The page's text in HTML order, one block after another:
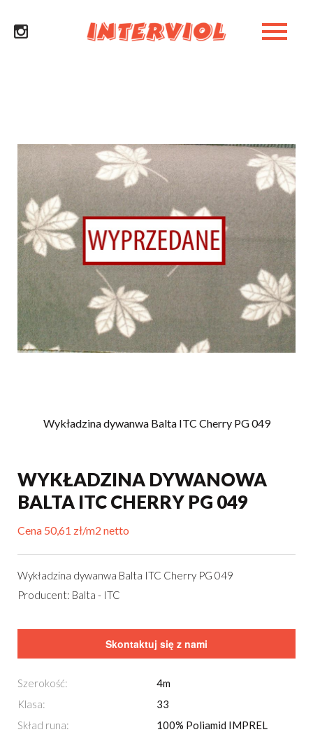
Wykładzina dywanwa Balta ITC Cherry PG 049
WYKŁADZINA DYWANOWA
BALTA ITC CHERRY PG 049
Cena 50,61 zł/m2 netto
Wykładzina dywanwa Balta ITC Cherry PG 049
Producent: Balta - ITC
Skontaktuj się z nami
Szerokość:
4m
Klasa:
33
Skład runa:
100% Poliamid IMPREL